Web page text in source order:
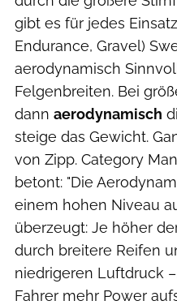
gibt es für jedes
Endurance, Gravel)
aerodynamisch
Felgenbreiten. Bei
dann aerodynamisch
steige das Gewicht.
von Zipp. Category
betont: "Die
einem hohen Niveau
überzeugt: Je höher
durch breitere Reifen
niedrigeren Luftdruck
Fahrer mehr Power